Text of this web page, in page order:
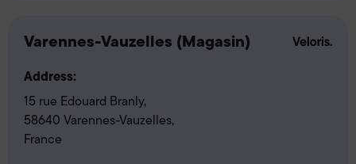
Varennes-Vauzelles (Magasin)
Address:
15 rue Edouard Branly,
58640 Varennes-Vauzelles,
France